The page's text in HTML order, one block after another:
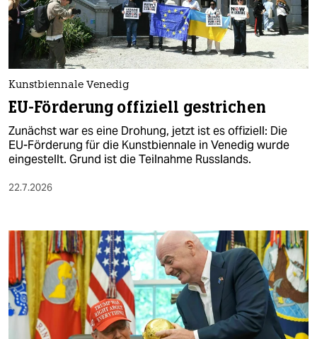
nord
wahrheit
verlag
verlag
veranstaltungen
shop
unterstützen
abo
genossenschaft
epaper login
Kunstbiennale Venedig
EU-Förderung offiziell gestrichen
Zunächst war es eine Drohung, jetzt ist es offiziell: Die
EU-Förderung für die Kunstbiennale in Venedig wurde
eingestellt. Grund ist die Teilnahme Russlands.
22.7.2026